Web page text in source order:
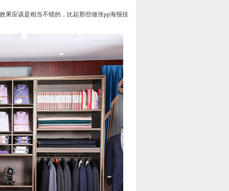
果应该是相当不错的，比起那些做张pp海报挂